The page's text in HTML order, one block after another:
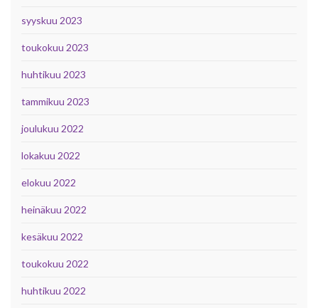
syyskuu 2023
toukokuu 2023
huhtikuu 2023
tammikuu 2023
joulukuu 2022
lokakuu 2022
elokuu 2022
heinäkuu 2022
kesäkuu 2022
toukokuu 2022
huhtikuu 2022